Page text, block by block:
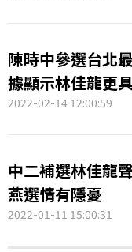
陳時中參選台北
據顯示林佳龍更
2022-02-14 12:00:59
中二補選林佳龍
燕選情有隱憂
2022-01-11 15:00:31